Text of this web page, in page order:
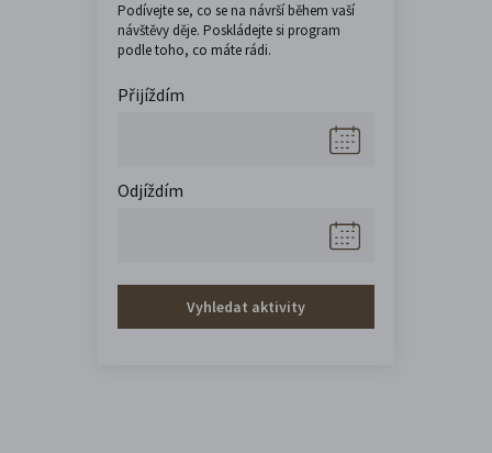
Podívejte se, co se na návrší během vaší
návštěvy děje. Poskládejte si program
podle toho, co máte rádi.
Přijíždím
Odjíždím
Vyhledat aktivity